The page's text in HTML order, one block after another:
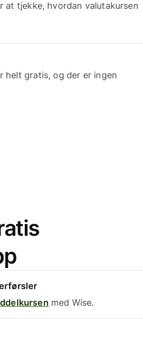
at tjekke, hvordan valutakursen
helt gratis, og der er ingen
med Wise.